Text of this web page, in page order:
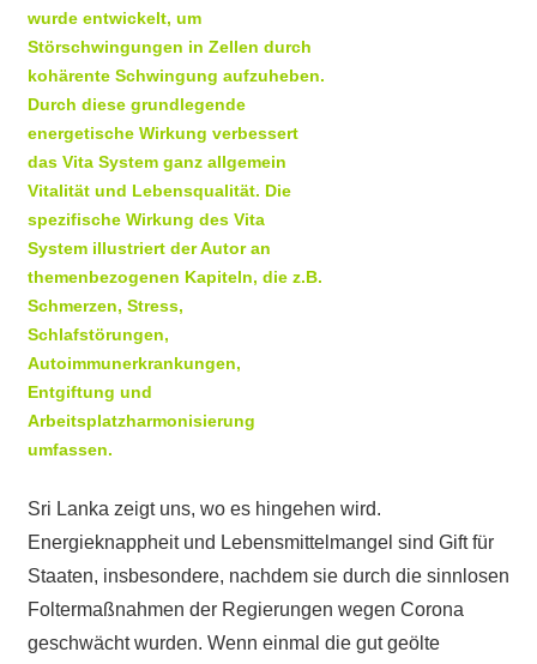
wurde entwickelt, um
Störschwingungen in Zellen durch
kohärente Schwingung aufzuheben.
Durch diese grundlegende
energetische Wirkung verbessert
das Vita System ganz allgemein
Vitalität und Lebensqualität. Die
spezifische Wirkung des Vita
System illustriert der Autor an
themenbezogenen Kapiteln, die z.B.
Schmerzen, Stress,
Schlafstörungen,
Autoimmunerkrankungen,
Entgiftung und
Arbeitsplatzharmonisierung
umfassen.
Sri Lanka zeigt uns, wo es hingehen wird.
Energieknappheit und Lebensmittelmangel sind Gift für
Staaten, insbesondere, nachdem sie durch die sinnlosen
Foltermaßnahmen der Regierungen wegen Corona
geschwächt wurden. Wenn einmal die gut geölte